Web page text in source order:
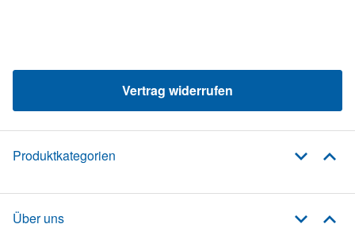
Vertrag widerrufen
Produktkategorien
Über uns